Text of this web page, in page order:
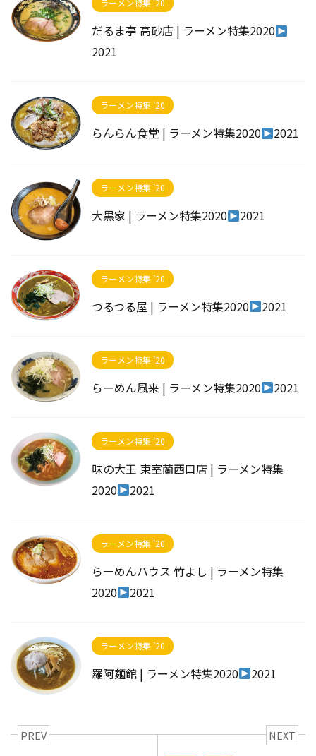
ラーメン特集 ’20
だるま亭 高砂店 | ラーメン特集2020
2021
ラーメン特集 ’20
らんらん食堂 | ラーメン特集2020 2021
ラーメン特集 ’20
大黒家 | ラーメン特集2020 2021
ラーメン特集 ’20
つるつる屋 | ラーメン特集2020 2021
ラーメン特集 ’20
らーめん風来 | ラーメン特集2020 2021
ラーメン特集 ’20
味の大王 東室蘭西口店 | ラーメン特集
2020
2021
ラーメン特集 ’20
らーめんハウス 竹よし | ラーメン特集
2020
2021
ラーメン特集 ’20
羅阿麺館 | ラーメン特集2020 2021
PREV NEXT